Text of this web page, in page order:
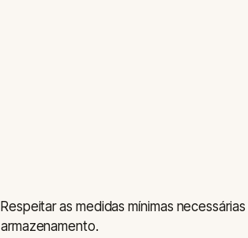
Respeitar as medidas mínimas
armazenamento.